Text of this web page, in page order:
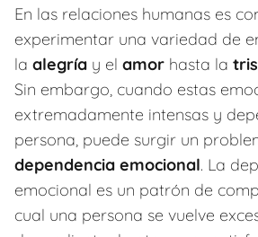
En las relaciones humanas es
experimentar una variedad de
la alegría y el amor hasta la
Sin embargo, cuando estas
extremadamente intensas y
persona, puede surgir un
dependencia emocional. La
emocional es un patrón de
cual una persona se vuelve